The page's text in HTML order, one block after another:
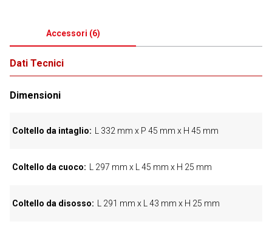
Accessori (6)
Dati Tecnici
Dimensioni
Coltello da intaglio L 332 mm x P 45 mm x H 45 mm
Coltello da cuoco L 297 mm x L 45 mm x H 25 mm
Coltello da disosso L 291 mm x L 43 mm x H 25 mm